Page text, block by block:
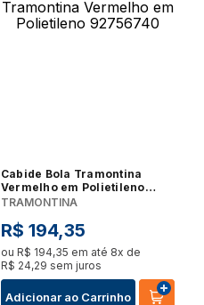
Cabide Bola Tramontina
Vermelho em Polietileno
92756740
TRAMONTINA
R$ 194,35
ou R$ 194,35 em até 8x de
R$ 24,29 sem juros
Adicionar ao Carrinho